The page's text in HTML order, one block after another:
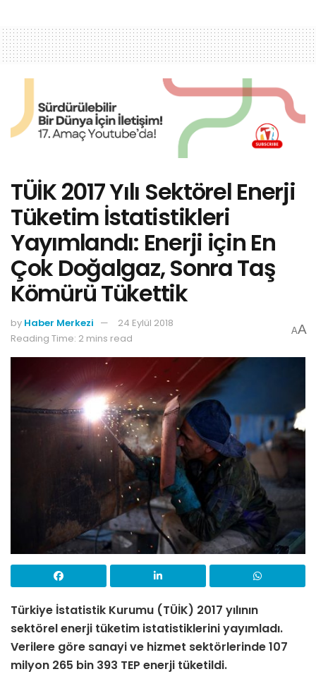
TÜİK 2017 Yılı Sektörel Enerji
Tüketim İstatistikleri
Yayımlandı: Enerji için En
Çok Doğalgaz, Sonra Taş
Kömürü Tükettik
by Haber Merkezi
24 Eylül 2018
Reading Time: 2 mins read
AA
Türkiye İstatistik Kurumu (TÜİK) 2017 yılının
sektörel enerji tüketim istatistiklerini yayımladı.
Verilere göre sanayi ve hizmet sektörlerinde 107
milyon 265 bin 393 TEP enerji tüketildi.